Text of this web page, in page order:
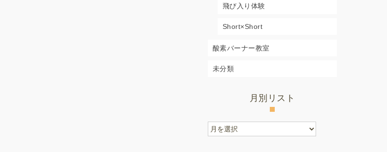
飛び入り体験
Short×Short
酸素バーナー教室
未分類
月別リスト
月
別